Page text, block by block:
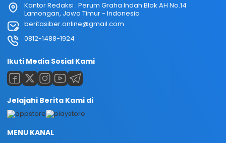
Kantor Redaksi : Perum Graha Indah Blok AH No.14
Lamongan, Jawa Timur - Indonesia
beritasiber.online@gmail.com
0812-1488-1924
Ikuti Media Sosial Kami
Jelajahi Berita Kami di
MENU KANAL